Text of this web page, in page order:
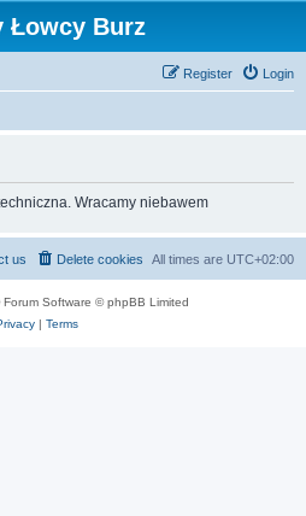
Łowcy Burz
Login
Register
Wracamy niebawem
All times are UTC+02:00
Delete cookies
us
Forum Software © phpBB Limited
| Terms